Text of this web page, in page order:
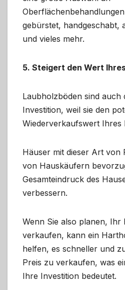
gebürstet, handgeschabt,
und vieles mehr.
5. Steigert den Wert
Laubholzböden sind auch
Investition, weil sie den
Wiederverkaufswert Ihres
Häuser mit dieser Art von
von Hauskäufern
Gesamteindruck des
verbessern.
Wenn Sie also planen,
verkaufen, kann ein
helfen, es schneller und
Preis zu verkaufen, was
Ihre Investition bedeutet.